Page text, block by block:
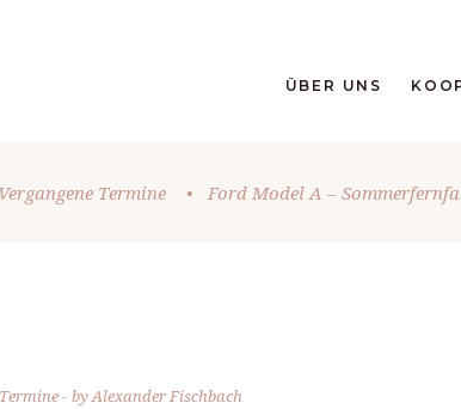
ÜBER UNS
Vergangene Termine • Ford Model A –
byAlexander Fischbach